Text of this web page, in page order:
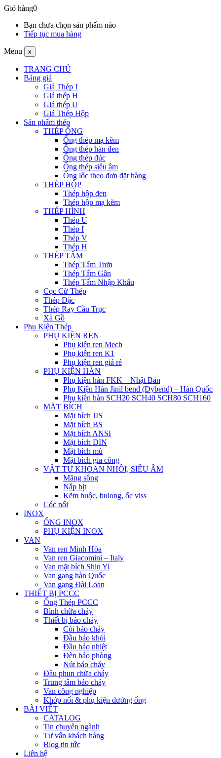
Giỏ hàng0
Bạn chưa chọn sản phẩm nào
Tiếp tục mua hàng
Menu x
TRANG CHỦ
Bảng giá
Giá Thép I
Giá thép H
Giá thép U
Giá Thép Hộp
Sản phẩm thép
THÉP ỐNG
Ống thép mạ kẽm
Ống thép hàn đen
Ống thép đúc
Ống thép siêu âm
Ống lốc theo đơn đặt hàng
THÉP HỘP
Thép hộp đen
Thép hộp mạ kẽm
THÉP HÌNH
Thép U
Thép I
Thép V
Thép H
THÉP TẤM
Thép Tấm Trơn
Thép Tấm Gân
Thép Tấm Nhập Khẩu
Cọc Cừ Thép
Thép Đặc
Thép Ray Cầu Trục
Xà Gồ
Phụ Kiện Thép
PHỤ KIỆN REN
Phụ kiện ren Mech
Phụ kiện ren K1
Phụ kiện ren giá rẻ
PHỤ KIỆN HÀN
Phụ kiện hàn FKK – Nhật Bản
Phụ Kiện Hàn Jinil bend (Dybend) – Hàn Quốc
Phụ kiện hàn SCH20 SCH40 SCH80 SCH160
MẶT BÍCH
Mặt bích JIS
Mặt bích BS
Mặt bích ANSI
Mặt bích DIN
Mặt bích mù
Mặt bích gia công
VẬT TƯ KHOAN NHỒI, SIÊU ÂM
Măng sông
Nắp bịt
Kẽm buộc, bulong, ốc viss
Cóc nối
INOX
ỐNG INOX
PHỤ KIỆN INOX
VAN
Van ren Minh Hòa
Van ren Giacomini – Italy
Van mặt bích Shin Yi
Van gang hàn Quốc
Van gang Đài Loan
THIẾT BỊ PCCC
Ống Thép PCCC
Bình chữa cháy
Thiết bị báo cháy
Còi báo cháy
Đầu báo khói
Đầu báo nhiệt
Đèn báo phòng
Nút báo cháy
Đầu phun chữa cháy
Trung tâm báo cháy
Van công nghiệp
Khớp nối & phụ kiện đường ống
BÀI VIẾT
CATALOG
Tin chuyên ngành
Tư vấn khách hàng
Blog tin tức
Liên hệ